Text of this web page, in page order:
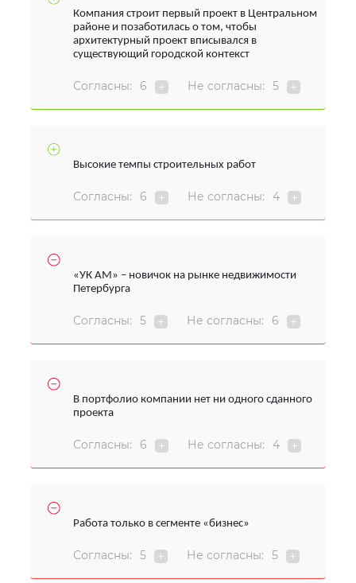
Компания строит первый проект в Центральном
районе и позаботилась о том, чтобы
архитектурный проект вписывался в
существующий городской контекст
Согласны: 6 Не согласны: 5
Высокие темпы строительных работ
Согласны: 6 Не согласны: 4
«УК АМ» – новичок на рынке недвижимости
Петербурга
Согласны: 5 Не согласны: 6
В портфолио компании нет ни одного сданного
проекта
Согласны: 6 Не согласны: 4
Работа только в сегменте «бизнес»
Согласны: 5 Не согласны: 5